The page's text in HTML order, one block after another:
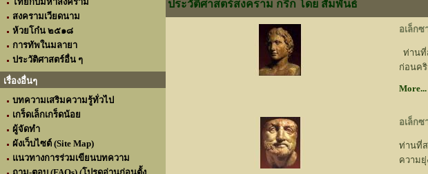
สงครามเวียดนาม
ห้วยโก๋น ๒๕๑๘
การทัพในมลายา
ประวัติศาสตร์อื่น ๆ
เรื่องอื่นๆ
บทความเสริมความรู้ทั่วไป
เกร็ดเล็กเกร็ดน้อย
ผู้จัดทำ
ผังเว็บไซต์ (Site Map)
แนวทางการร่วมเขียนบทความ
ประวัติศาสตร์สงคราม กรีก โดย สัมพันธ์
อเล็กซ
ท่านที่
ก่อนค
More...
อเล็กซ
ท่านที่
ความยุ่